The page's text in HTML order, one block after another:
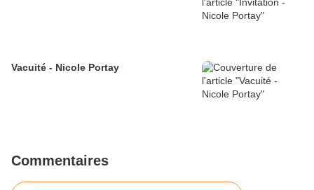
Vacuité - Nicole Portay
Commentaires